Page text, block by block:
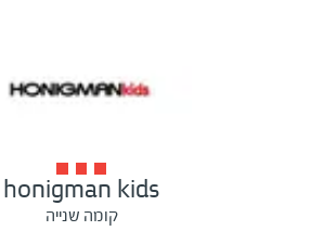
honigman kids
קומה שנייה